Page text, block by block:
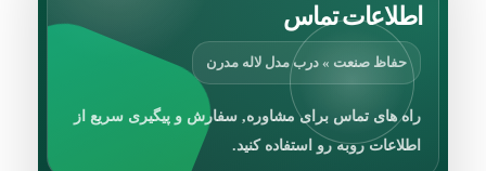
اطلاعات تماس
حفاظ صنعت » درب مدل لاله مدرن
راه های تماس برای مشاوره, سفارش و پیگیری سریع از
اطلاعات روبه رو استفاده کنید.